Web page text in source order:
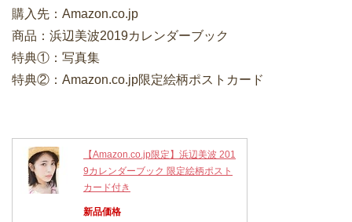
購入先：Amazon.co.jp
商品：浜辺美波2019カレンダーブック
特典①：写真集
特典②：Amazon.co.jp限定絵柄ポストカード
【Amazon.co.jp限定】浜辺美波 201
9カレンダーブック 限定絵柄ポスト
カード付き
新品価格